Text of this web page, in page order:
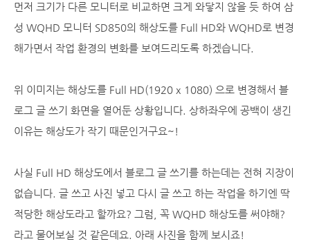
먼저 크기가 다른 모니터로 비교하면 크게 와닿지 않을 듯 하여 삼
성 WQHD 모니터 SD850의 해상도를 Full HD와 WQHD로 변경
해가면서 작업 환경의 변화를 보여드리도록 하겠습니다.
위 이미지는 해상도를 Full HD(1920 x 1080) 으로 변경해서 블
로그 글 쓰기 화면을 열어둔 상황입니다. 상하좌우에 공백이 생긴
이유는 해상도가 작기 때문인거구요~!
사실 Full HD 해상도에서 블로그 글 쓰기를 하는데는 전혀 지장이
없습니다. 글 쓰고 사진 넣고 다시 글 쓰고 하는 작업을 하기엔 딱
적당한 해상도라고 할까요? 그럼, 꼭 WQHD 해상도를 써야해?
라고 물어보실 것 같은데요. 아래 사진을 함께 보시죠!